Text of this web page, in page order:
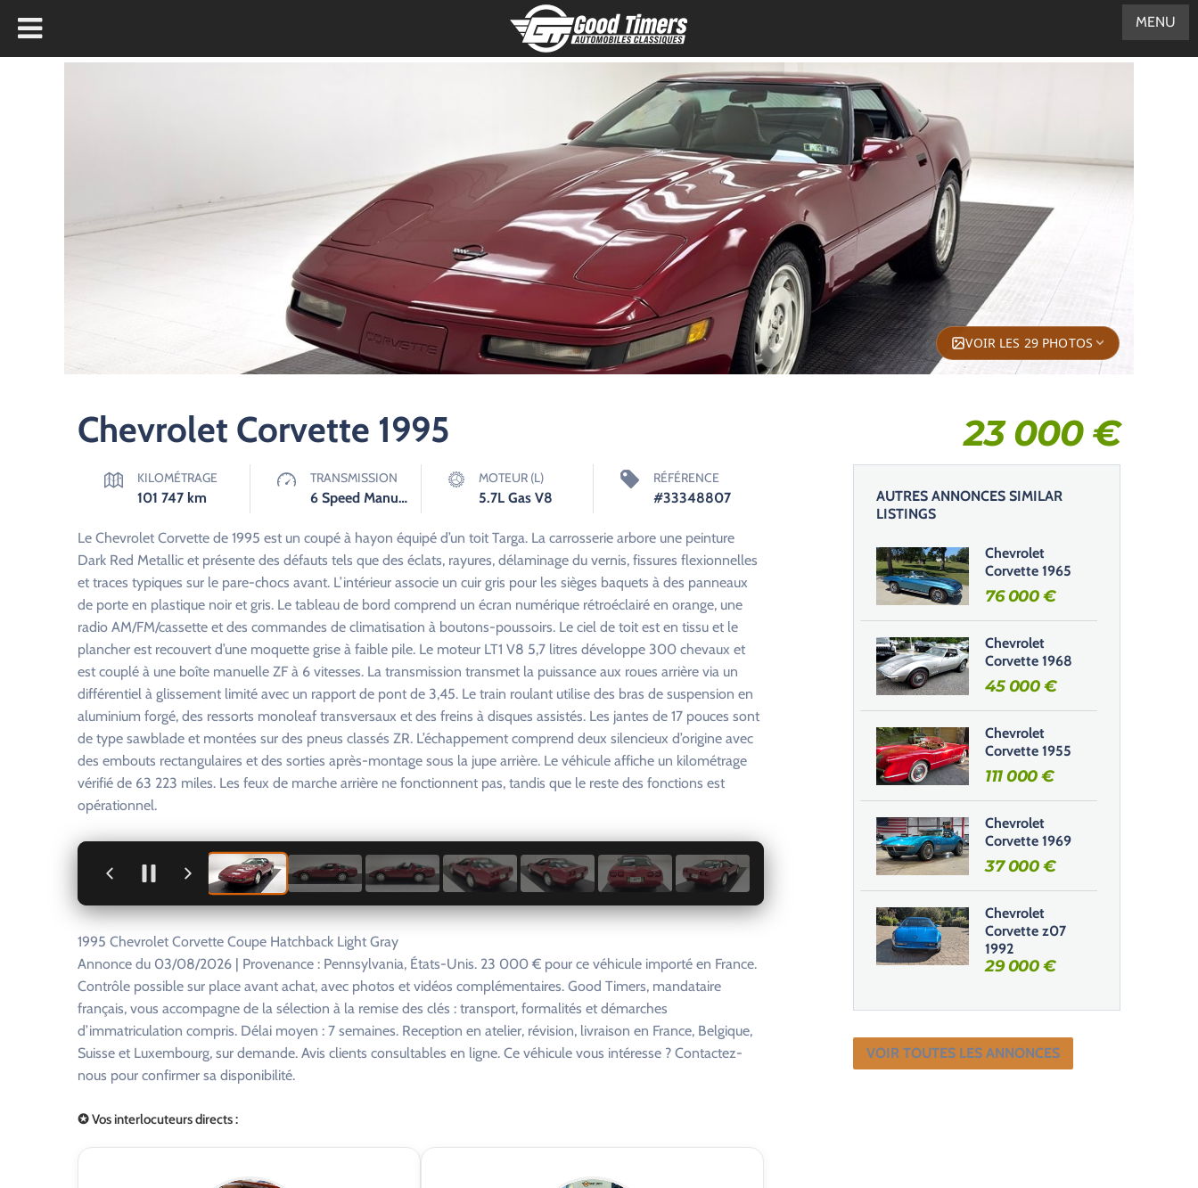
VOIR LES 29 PHOTOS
Chevrolet Corvette 1995 23 000€
KILOMÉTRAGE
101 747 km
TRANSMISSION
6 Speed Manuelle
MOTEUR (L)
5.7L Gas V8
RÉFÉRENCE
#33348807
Le Chevrolet Corvette de 1995 est un coupé à hayon équipé d’un toit Targa. La carrosserie arbore une peinture
Dark Red Metallic et présente des défauts tels que des éclats, rayures, délaminage du vernis, fissures flexionnelles
et traces typiques sur le pare-chocs avant. L’intérieur associe un cuir gris pour les sièges baquets à des panneaux
de porte en plastique noir et gris. Le tableau de bord comprend un écran numérique rétroéclairé en orange, une
radio AM/FM/cassette et des commandes de climatisation à boutons-poussoirs. Le ciel de toit est en tissu et le
plancher est recouvert d’une moquette grise à faible pile. Le moteur LT1 V8 5,7 litres développe 300 chevaux et
est couplé à une boîte manuelle ZF à 6 vitesses. La transmission transmet la puissance aux roues arrière via un
différentiel à glissement limité avec un rapport de pont de 3,45. Le train roulant utilise des bras de suspension en
aluminium forgé, des ressorts monoleaf transversaux et des freins à disques assistés. Les jantes de 17 pouces sont
de type sawblade et montées sur des pneus classés ZR. L’échappement comprend deux silencieux d’origine avec
des embouts rectangulaires et des sorties après-montage sous la jupe arrière. Le véhicule affiche un kilométrage
vérifié de 63 223 miles. Les feux de marche arrière ne fonctionnent pas, tandis que le reste des fonctions est
opérationnel.
1 / 29
1995 Chevrolet Corvette Coupe Hatchback Light Gray
Annonce du 03/08/2026 | Provenance : Pennsylvania, États-Unis. 23 000 € pour ce véhicule importé en France.
Contrôle possible sur place avant achat, avec photos et vidéos complémentaires. Good Timers, mandataire
français, vous accompagne de la sélection à la remise des clés : transport, formalités et démarches
d’immatriculation compris. Délai moyen : 7 semaines. Reception en atelier, révision, livraison en France, Belgique,
Suisse et Luxembourg, sur demande. Avis clients consultables en ligne. Ce véhicule vous intéresse ? Contactez-
nous pour confirmer sa disponibilité.
✪ Vos interlocuteurs directs :
AUTRES ANNONCES SIMILAR
LISTINGS
Chevrolet
Corvette 1965
76 000€
Chevrolet
Corvette 1968
45 000€
Chevrolet
Corvette 1955
111 000€
Chevrolet
Corvette 1969
37 000€
Chevrolet
Corvette z07
1992
29 000€
VOIR TOUTES LES ANNONCES
MENU